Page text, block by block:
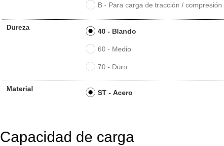
B - Para carga de tracción / compresión
Dureza 40 - Blando
60 - Medio
70 - Duro
Material ST - Acero
Capacidad de carga